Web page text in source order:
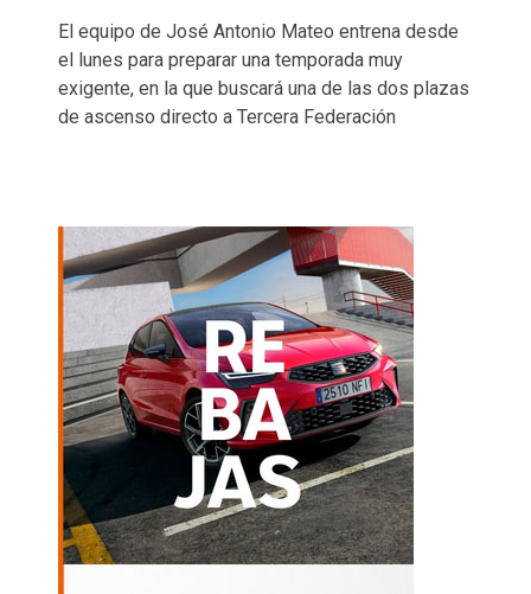
El equipo de José Antonio Mateo entrena desde
el lunes para preparar una temporada muy
exigente, en la que buscará una de las dos plazas
de ascenso directo a Tercera Federación